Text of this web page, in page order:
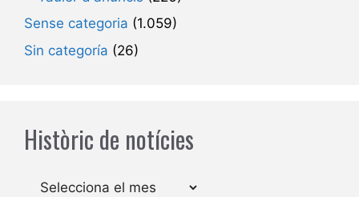
Sense categoria (1.059)
Sin categoría (26)
Històric de notícies
Arxius